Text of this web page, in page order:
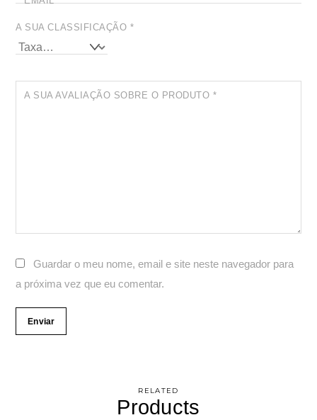
A SUA CLASSIFICAÇÃO *
A SUA AVALIAÇÃO SOBRE O PRODUTO *
Guardar o meu nome, email e site neste navegador para
a próxima vez que eu comentar.
RELATED
Products